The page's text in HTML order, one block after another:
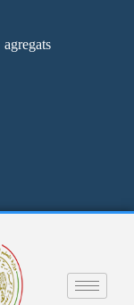
agregats